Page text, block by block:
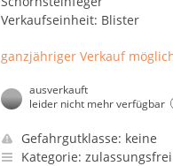
Verkaufseinheit: Blister
ganzjähriger Verkauf
ausverkauft
leider nicht mehr verfügbar
Gefahrgutklasse: keine
Kategorie: zulassungsfrei